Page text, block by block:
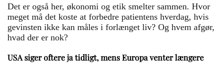
Det er også her, økonomi og etik smelter sammen. Hvor
meget må det koste at forbedre patientens hverdag, hvis
gevinsten ikke kan måles i forlænget liv? Og hvem afgør,
hvad der er nok?
USA siger oftere ja tidligt, mens Europa venter længere